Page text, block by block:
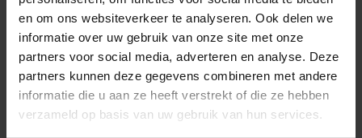
en om ons websiteverkeer te analyseren. Ook delen we
informatie over uw gebruik van onze site met onze
partners voor social media, adverteren en analyse. Deze
partners kunnen deze gegevens combineren met andere
informatie die u aan ze heeft verstrekt of die ze hebben
verzameld op basis van uw gebruik van hun services.